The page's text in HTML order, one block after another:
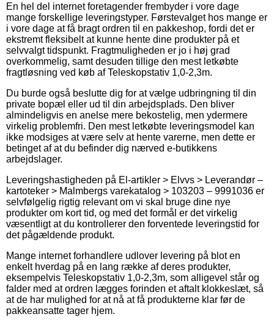
En hel del internet foretagender frembyder i vore dage
mange forskellige leveringstyper. Førstevalget hos mange er
i vore dage at få bragt ordren til en pakkeshop, fordi det er
ekstremt fleksibelt at kunne hente dine produkter på et
selvvalgt tidspunkt. Fragtmuligheden er jo i høj grad
overkommelig, samt desuden tillige den mest letkøbte
fragtløsning ved køb af Teleskopstativ 1,0-2,3m.
Du burde også beslutte dig for at vælge udbringning til din
private bopæl eller ud til din arbejdsplads. Den bliver
almindeligvis en anelse mere bekostelig, men ydermere
virkelig problemfri. Den mest letkøbte leveringsmodel kan
ikke modsiges at være selv at hente varerne, men dette er
betinget af at du befinder dig nærved e-butikkens
arbejdslager.
Leveringshastigheden på El-artikler > Elvvs > Leverandør –
kartoteker > Malmbergs varekatalog > 103203 – 9991036 er
selvfølgelig rigtig relevant om vi skal bruge dine nye
produkter om kort tid, og med det formål er det virkelig
væsentligt at du kontrollerer den forventede leveringstid for
det pågældende produkt.
Mange internet forhandlere udlover levering på blot en
enkelt hverdag på en lang række af deres produkter,
eksempelvis Teleskopstativ 1,0-2,3m, som alligevel står og
falder med at ordren lægges forinden et aftalt klokkeslæt, så
at de har mulighed for at nå at få produkterne klar før de
pakkeansatte tager hjem.